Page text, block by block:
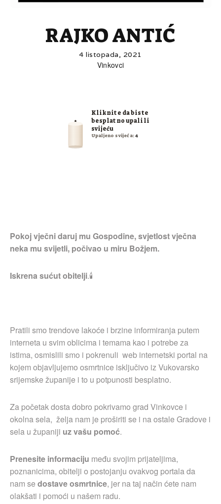
RAJKO ANTIĆ
4 listopada, 2021
Vinkovci
Kliknite da biste
besplatno upalili
svijeću
Upaljeno svijeća:4
Pokoj vječni daruj mu Gospodine, svjetlost vječna
neka mu svijetli, počivao u miru Božjem.
Iskrena sućut obitelji.🕯
Pratili smo trendove lakoće i brzine informiranja putem
interneta u svim oblicima i temama kao i potrebe za
istima, osmislili smo i pokrenuli web internetski portal na
kojem objavljujemo osmrtnice isključivo iz Vukovarsko
srijemske županije i to u potpunosti besplatno.
Za početak dosta dobro pokrivamo grad Vinkovce i
okolna sela, želja nam je proširiti se i na ostale Gradove i
sela u županiji uz vašu pomoć.
Prenesite informaciju među svojim prijateljima,
poznanicima, obitelji o postojanju ovakvog portala da
nam sedostave osmrtnice, jer na taj način ćete nam
olakšati i pomoći u našem radu.